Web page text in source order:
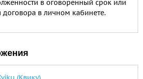
в оговоренный срок или
договора в личном кабинете.